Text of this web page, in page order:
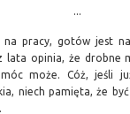
...
na pracy, gotów jest
lata opinia, że drobne
może. Cóż, jeśli
niech pamięta, że